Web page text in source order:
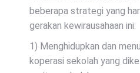
beberapa strategi yang
gerakan kewirausahaan ini:
1) Menghidupkan dan
koperasi sekolah yang